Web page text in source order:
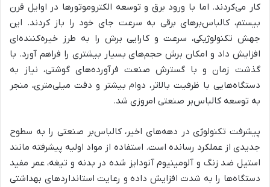
کار می‌کردند. اما با ورود برق و توسعه الکتروموتورها در اوایل قرن
بیستم، کالباس‌برهای برقی به سرعت جای خود را باز کردند. این
جهش تکنولوژیکی، سرعت و کارایی برش را به طرز خیره‌کننده‌ای
افزایش داد و امکان برش حجم‌های بسیار بیشتری را فراهم آورد. با
گذشت زمان و با گسترش صنعت فرآورده‌های گوشتی، نیاز به
دستگاه‌هایی با ظرفیت بالاتر، دوام بیشتر و دقت میلی‌متری، منجر
به توسعه کالباس‌بر صنعتی امروزی شد.
پیشرفت تکنولوژی در دهه‌های اخیر، کالباس‌بر صنعتی را به سطوح
جدیدی از عملکرد رسانده است. استفاده از مواد اولیه پیشرفته مانند
استیل ضد زنگ و آلومینیوم آنودایز شده در بدنه و تیغه، عمر مفید
دستگاه‌ها را به شدت افزایش داده و رعایت استانداردهای بهداشتی